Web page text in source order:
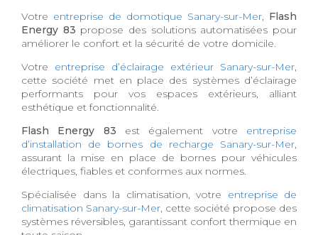
Votre entreprise de domotique Sanary-sur-Mer
Flash
Energy 83 propose des solutions automatisées pour
améliorer le confort et la sécurité de votre domicile.
Votre entreprise d’éclairage extérieur Sanary-sur-Mer
cette société met en place des systèmes d’éclairage
performants pour vos espaces extérieurs, alliant
esthétique et fonctionnalité.
Flash Energy 83 est également votre entreprise
d’installation de bornes de recharge Sanary-sur-Mer
assurant la mise en place de bornes pour véhicules
électriques, fiables et conformes aux normes.
Spécialisée dans la climatisation, votre entreprise de
climatisation Sanary-sur-Mer , cette société propose des
systèmes réversibles, garantissant confort thermique en